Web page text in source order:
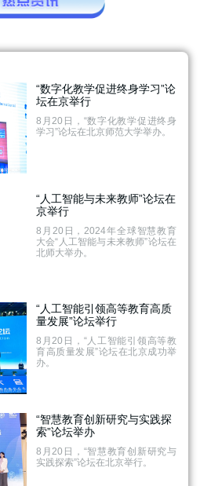
“数字化教学促进终身学习”论
坛在京举行
8月20日，“数字化教学促进终身
学习”论坛在北京师范大学举办。
“人工智能与未来教师”论坛在
京举行
8月20日，2024年全球智慧教育
大会“人工智能与未来教师”论坛在
北师大举办。
“人工智能引领高等教育高质
量发展”论坛举行
8月20日，“人工智能引领高等教
育高质量发展”论坛在北京成功举
办。
“智慧教育创新研究与实践探
索”论坛举办
8月20日，“智慧教育创新研究与
实践探索”论坛在北京举行。